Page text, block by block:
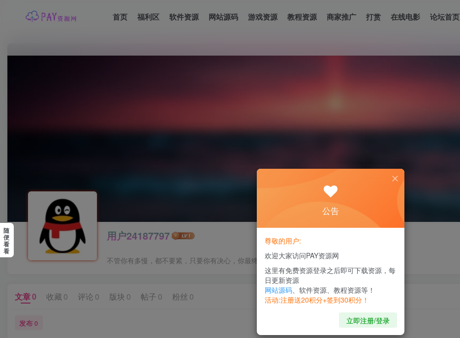
首页 福利区 软件资源 网站源码 游戏资源 教程资源 商家推广 打赏 在线电影 论坛首页
用户24187797
不管你有多慢，都不要紧，只要你有决心，你最终都会到达想去的地方
文章0 收藏 0 评论 0 版块 0 帖子 0 粉丝 0
发布0
随
便
看
看
公告
尊敬的用户:
欢迎大家访问PAY资源网
这里有免费资源登录之后即可下载资源，每
日更新资源
网站源码、软件资源、教程资源等！
活动:注册送20积分+签到30积分！
立即注册/登录